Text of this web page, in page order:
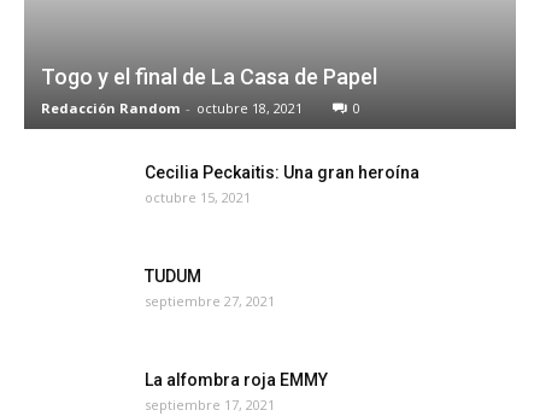
Togo y el final de La Casa de Papel
Redacción Random - octubre 18, 2021 0
Cecilia Peckaitis: Una gran heroína
octubre 15, 2021
TUDUM
septiembre 27, 2021
La alfombra roja EMMY
septiembre 17, 2021